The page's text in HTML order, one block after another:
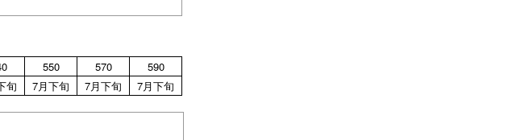
550 570
590
旬 7月下旬 7月下旬 7月下旬